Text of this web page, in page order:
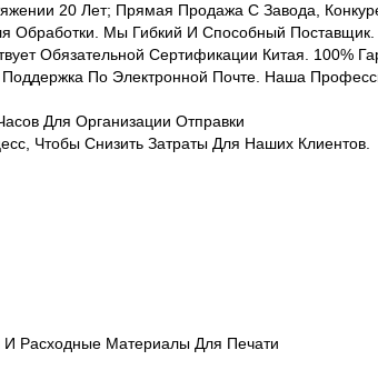
20 Лет; Прямая Продажа С Завода,
Обработки. Мы Гибкий И Способный Поставщик.
Обязательной Сертификации Китая. 100%
По Электронной Почте. Наша
Для Организации Отправки
Чтобы Снизить Затраты Для Наших Клиентов.
Расходные Материалы Для Печати